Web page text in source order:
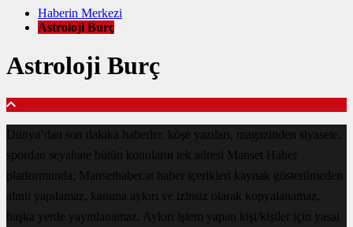
Haberin Merkezi
Astroloji Burç
Astroloji Burç
Dünya’dan son dakika haberler, köşe yazıları, magazinden siyasete,
spordan seyahate bütün konuların tek adresi Manset Haber
platformunda; Mansethaber.at haber içerikleri kaynak gösterilmeden
alıntı yapılamaz, kanuna aykırı ve izinsiz olarak kopyalanamaz,
başka yerde yayınlanamaz. Aykırı işlem yapan kişi/kişiler için yasal